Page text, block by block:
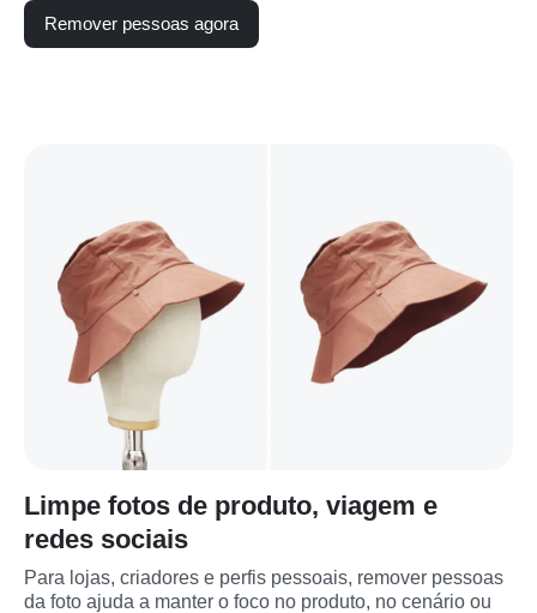
Remover pessoas agora
Limpe fotos de produto, viagem e
redes sociais
Para lojas, criadores e perfis pessoais, remover pessoas
da foto ajuda a manter o foco no produto, no cenário ou